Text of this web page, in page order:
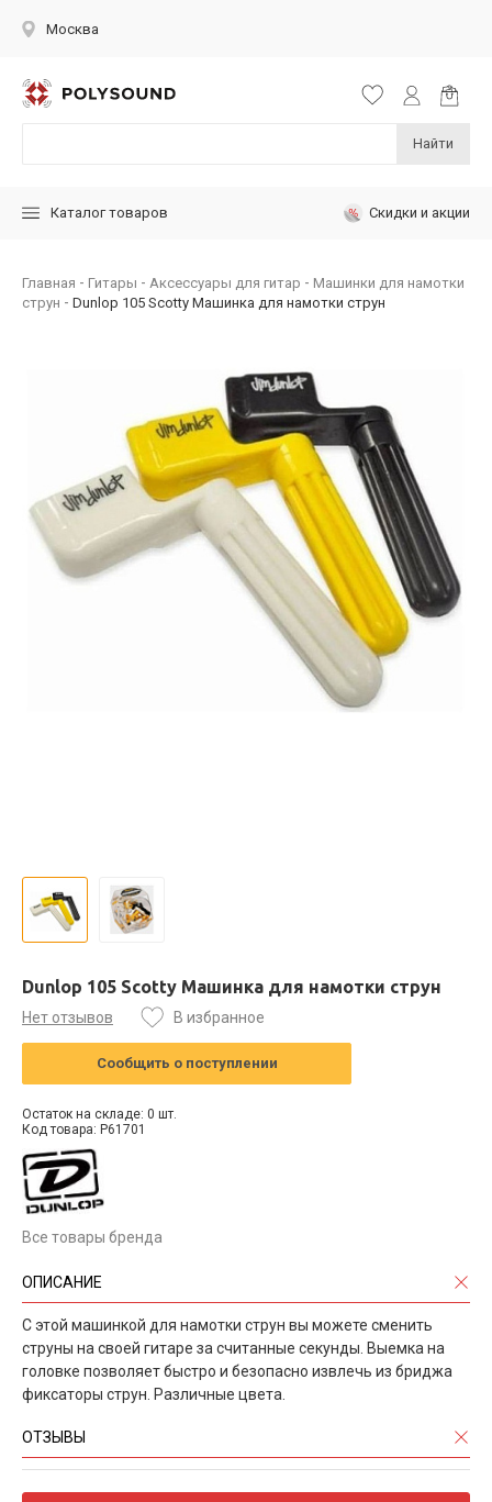
Москва
Найти
Каталог товаров Скидки и акции
Главная Гитары Аксессуары для гитар
Машинки для намотки
струн
Dunlop 105 Scotty Машинка для намотки струн
Dunlop 105 Scotty Машинка для намотки струн
Нет отзывов В избранное
Сообщить о поступлении
Остаток на складе: 0 шт.
Код товара: P61701
Все товары бренда
ОПИСАНИЕ
С этой машинкой для намотки струн вы можете сменить
струны на своей гитаре за считанные секунды. Выемка на
головке позволяет быстро и безопасно извлечь из бриджа
фиксаторы струн. Различные цвета.
ОТЗЫВЫ